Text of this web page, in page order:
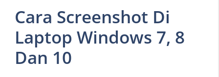
Cara Screenshot Di
Laptop Windows 7, 8
Dan 10